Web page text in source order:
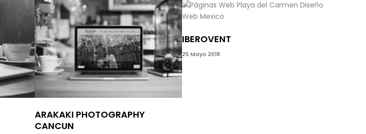
ARAKAKI PHOTOGRAPHY
CANCUN
IBEROVENT
25 Mayo 2018